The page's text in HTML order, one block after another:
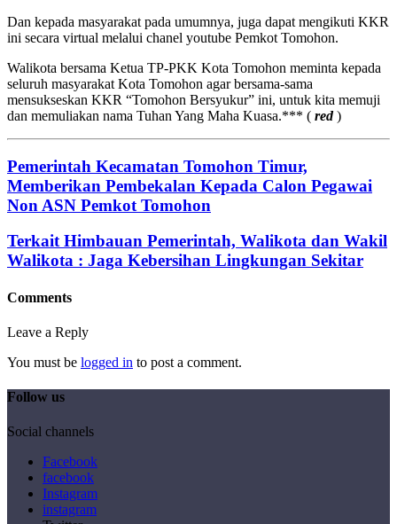
Dan kepada masyarakat pada umumnya, juga dapat mengikuti KKR
ini secara virtual melalui chanel youtube Pemkot Tomohon.
Walikota bersama Ketua TP-PKK Kota Tomohon meminta kepada
seluruh masyarakat Kota Tomohon agar bersama-sama
mensukseskan KKR “Tomohon Bersyukur” ini, untuk kita memuji
dan memuliakan nama Tuhan Yang Maha Kuasa.*** ( red)
Pemerintah Kecamatan Tomohon Timur,
Memberikan Pembekalan Kepada Calon Pegawai
Non ASN Pemkot Tomohon
Terkait Himbauan Pemerintah, Walikota dan Wakil
Walikota : Jaga Kebersihan Lingkungan Sekitar
Comments
Leave a Reply
You must be logged in to post a comment.
Follow us
Social channels
Facebook
facebook
Instagram
instagram